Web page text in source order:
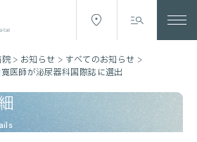
>お知らせ > すべてのお知らせ >
医師が泌尿器科国際誌に選出